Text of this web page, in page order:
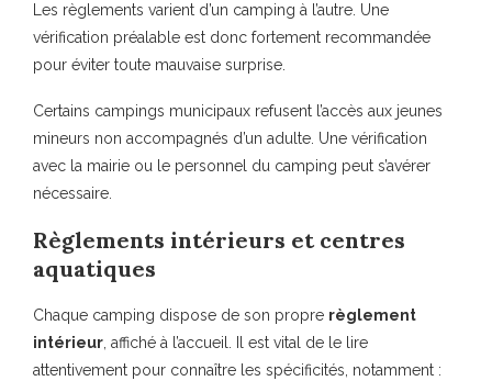
Les règlements varient d’un camping à l’autre. Une
vérification préalable est donc fortement recommandée
pour éviter toute mauvaise surprise.
Certains campings municipaux refusent l’accès aux jeunes
mineurs non accompagnés d’un adulte. Une vérification
avec la mairie ou le personnel du camping peut s’avérer
nécessaire.
Règlements intérieurs et centres
aquatiques
Chaque camping dispose de son propre règlement
intérieur , affiché à l’accueil. Il est vital de le lire
attentivement pour connaître les spécificités, notamment :